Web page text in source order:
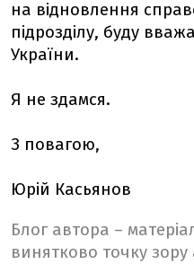
на відновлення
підрозділу, буду
України.
Я не здамся.
З повагою,
Юрій Касьянов
Блог автора –
винятково точку зору